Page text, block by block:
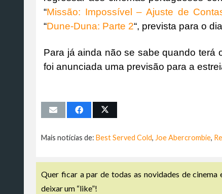
“Missão: Impossível – Ajuste de
“Dune-Duna: Parte 2“, prevista para o
Para já ainda não se sabe quando terá
foi anunciada uma previsão para a
Mais notícias de: Best Served Cold, Joe Abercrombie,
Quer ficar a par de todas as novidades de cinema
deixar um “like”!